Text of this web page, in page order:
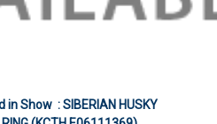
Show : SIBERIAN HUSKY